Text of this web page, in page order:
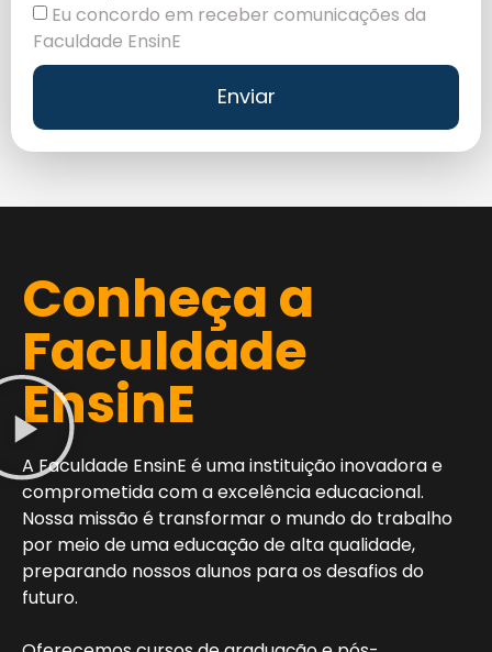
Eu concordo em receber comunicações da
Faculdade EnsinE
Enviar
Conheça a
Faculdade
EnsinE
A Faculdade EnsinE é uma instituição inovadora e
comprometida com a excelência educacional.
Nossa missão é transformar o mundo do trabalho
por meio de uma educação de alta qualidade,
preparando nossos alunos para os desafios do
futuro.